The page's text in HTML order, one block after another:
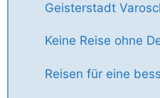
Geisterstadt
Keine Reise ohne
Reisen für eine